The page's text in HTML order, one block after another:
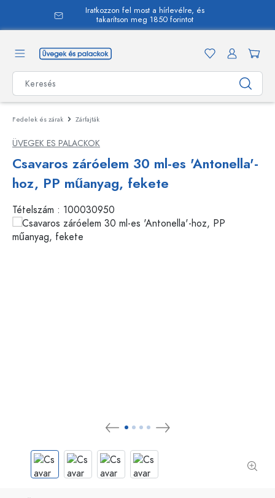
Iratkozzon fel most a hírlevélre, és
takarítson meg 1850 forintot
Fedelek és zárak Zárfajták
ÜVEGEK ES PALACKOK
Csavaros záróelem 30 ml-es 'Antonella'-
hoz, PP műanyag, fekete
Tételszám : 100030950